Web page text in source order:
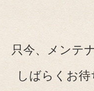
只今、メンテ
しばらくお